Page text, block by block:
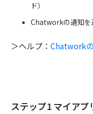
ド）
Chatworkの通知を
＞ヘルプ：Chatwork
ステップ1 マイアプ